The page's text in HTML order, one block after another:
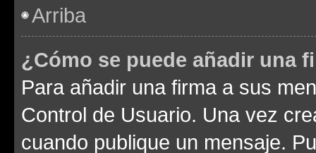
Arriba
¿Cómo se puede añadir una
Para añadir una firma a sus
Control de Usuario. Una vez
cuando publique un mensaje.